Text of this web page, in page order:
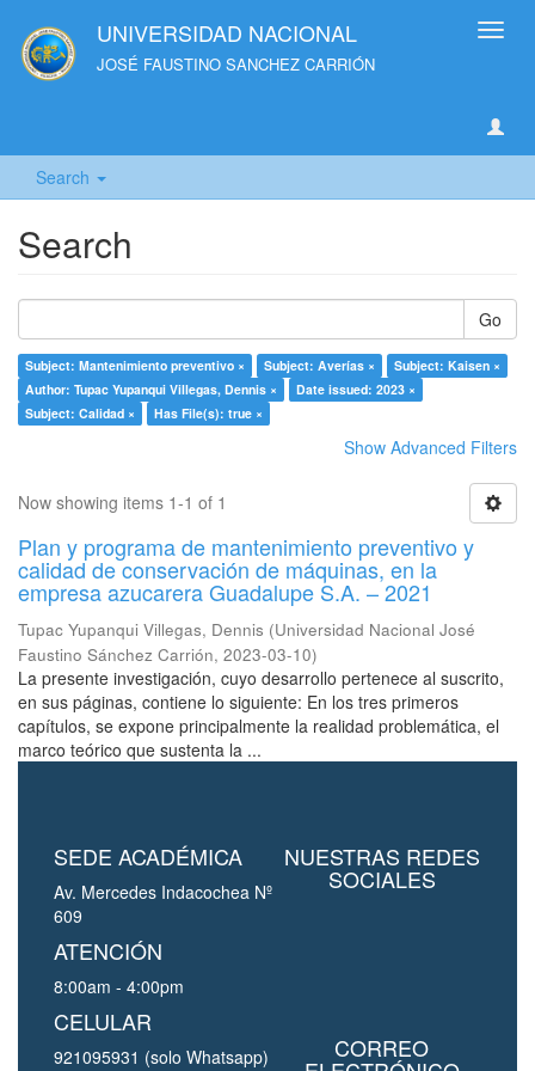
UNIVERSIDAD NACIONAL
JOSÉ FAUSTINO SANCHEZ CARRIÓN
Search
Search
Go
Subject: Mantenimiento preventivo × Subject: Averías ×
Subject: Kaisen ×
Author: Tupac Yupanqui Villegas, Dennis ×
Date issued: 2023 ×
Subject: Calidad ×
Has File(s): true ×
Show Advanced Filters
Now showing items 1-1 of 1
Plan y programa de mantenimiento preventivo y
calidad de conservación de máquinas, en la
empresa azucarera Guadalupe S.A. – 2021
Tupac Yupanqui Villegas, Dennis (Universidad Nacional José
Faustino Sánchez Carrión, 2023-03-10)
La presente investigación, cuyo desarrollo pertenece al suscrito,
en sus páginas, contiene lo siguiente: En los tres primeros
capítulos, se expone principalmente la realidad problemática, el
marco teórico que sustenta la ...
SEDE ACADÉMICA
Av. Mercedes Indacochea Nº
609
ATENCIÓN
8:00am - 4:00pm
CELULAR
921095931 (solo Whatsapp)
NUESTRAS REDES
SOCIALES
CORREO